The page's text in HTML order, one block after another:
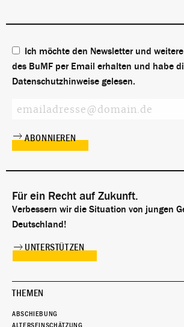
Ich möchte den Newsletter und
des BuMF per Email erhalten und habe
Datenschutzhinweise gelesen.
Für ein Recht auf Zukunft.
Verbessern wir die Situation von jungen
Deutschland!
UNTERSTÜTZEN
THEMEN
ABSCHIEBUNG